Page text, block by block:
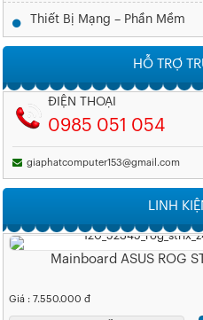
Thiết Bị Mạng – Phần Mềm
HỖ TRỢ
ĐIỆN THOẠI
0985 051 054
giaphatcomputer153@gmail.com
LINH
Mainboard ASUS ROG
Giá : 7.550.000 đ